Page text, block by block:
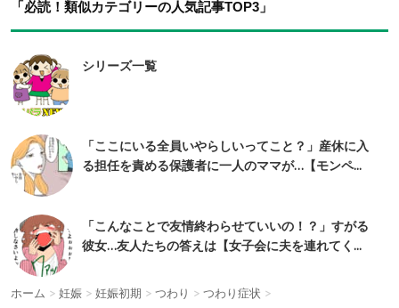
「必読！類似カテゴリーの人気記事TOP3」
シリーズ一覧
「ここにいる全員いやらしいってこと？」産休に入
る担任を責める保護者に一人のママが…【モンペ...
「こんなことで友情終わらせていいの！？」すがる
彼女…友人たちの答えは【女子会に夫を連れてく...
ホーム > 妊娠 > 妊娠初期 > つわり > つわり症状 >